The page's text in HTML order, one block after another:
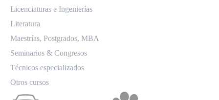
Licenciaturas e Ingenierías
Literatura
Maestrías, Postgrados, MBA
Seminarios & Congresos
Técnicos especializados
Otros cursos